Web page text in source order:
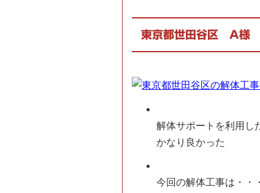
東京都世田谷区 A様
解体サポートを利用し
かなり良かった
今回の解体工事は・・・